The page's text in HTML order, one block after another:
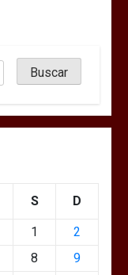
S D
1
2
8
9